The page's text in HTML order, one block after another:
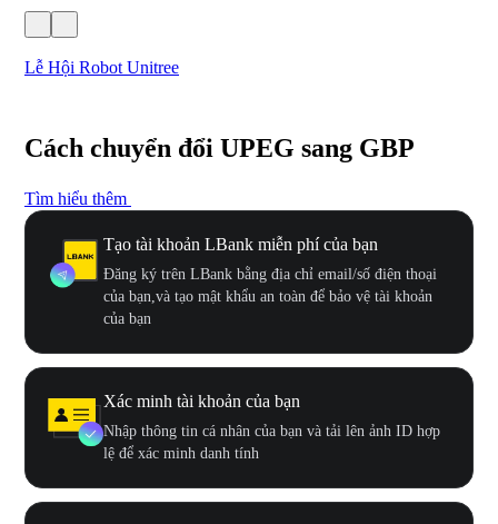
Lễ Hội Robot Unitree
Cách chuyển đổi UPEG sang GBP
Tìm hiểu thêm
Tạo tài khoản LBank miễn phí của bạn
Đăng ký trên LBank bằng địa chỉ email/số điện thoại
của bạn,và tạo mật khẩu an toàn để bảo vệ tài khoản
của bạn
Xác minh tài khoản của bạn
Nhập thông tin cá nhân của bạn và tải lên ảnh ID hợp
lệ để xác minh danh tính